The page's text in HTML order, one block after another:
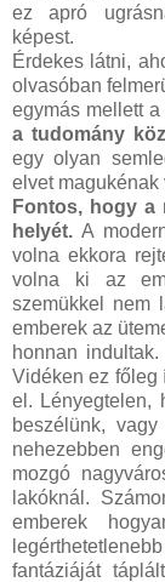
ez apró
képest.
Érdekes látni,
olvasóban
egymás mellett
a tudomány
egy olyan
elvet magukénak
Fontos, hogy a
helyét. A
volna ekkora
volna ki az
szemükkel nem
emberek az
honnan
Vidéken ez főleg
el. Lényegtelen,
beszélünk,
nehezebben
mozgó
lakóknál.
emberek
fantáziáját